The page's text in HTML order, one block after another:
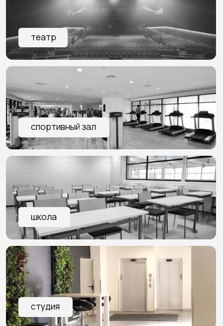
Бесплатный замер
в твоем городе
С вами свяжется представитель Onviz